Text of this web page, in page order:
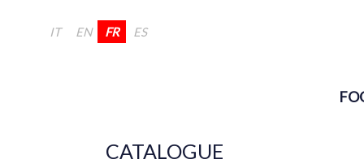
IT EN FR ES
CATALOGUE